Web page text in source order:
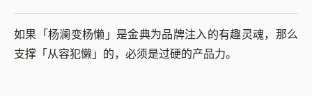
如果「杨澜变杨懒」是金典为品牌注入的有趣灵魂，那么
支撑「从容犯懒」的，必须是过硬的产品力。